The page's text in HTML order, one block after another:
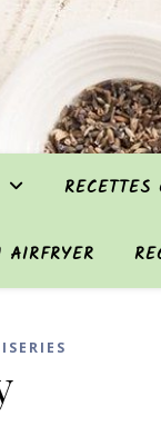
RECETTES
AIRFRYER